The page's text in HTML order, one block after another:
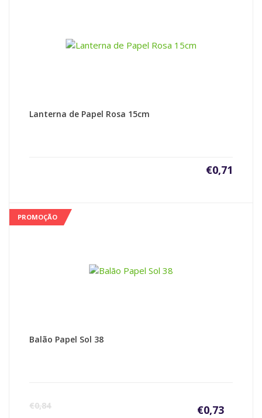
Lanterna de Papel Rosa 15cm
€0,71
PROMOÇÃO
Balão Papel Sol 38
€0,84 €0,73